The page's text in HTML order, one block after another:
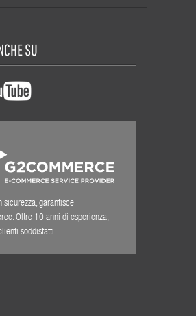
SU
sicurezza, garantisce
Oltre 10 anni di esperienza,
soddisfatti